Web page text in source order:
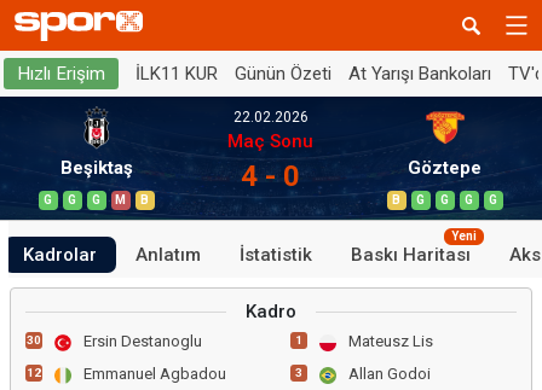
Hızlı Erişim İLK11 KUR Günün Özeti At Yarışı Bankoları
Beşiktaş
G G G M B
22.02.2026
Maç Sonu
4 - 0 Göztepe
B G G G G
Kadrolar Anlatım İstatistik Baskı Haritası
Yeni
Kadro
30 Ersin Destanoglu
12 Emmanuel Agbadou
1 Mateusz Lis
3 Allan Godoi